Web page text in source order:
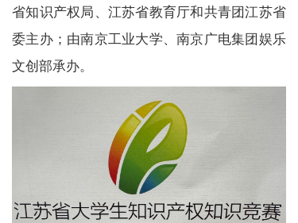
省知识产权局、江苏省教育厅和共青团江苏省
委主办；由南京工业大学、南京广电集团娱乐
文创部承办。